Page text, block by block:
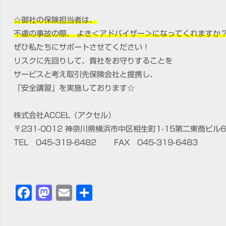
☆御社の保険担当者は、
不慮の事故の際、 よき＜アドバイザー＞になってくれますか
ぜひ私たちにサポートさせてください！
リスクに先回りして、貴社をお守りすることを
サービスと考え取引先保険会社と提携し、
「安全講習」を実施しております☆
株式会社ACCEL（アクセル）
〒231-0012 神奈川県横浜市中区相生町1-15第二東商ビル
TEL 045-319-6482 FAX 045-319-6483
Facebook
Mastodon
Email